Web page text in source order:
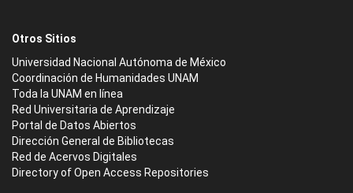
Otros Sitios
Universidad Nacional Autónoma de México
Coordinación de Humanidades UNAM
Toda la UNAM en línea
Red Universitaria de Aprendizaje
Portal de Datos Abiertos
Dirección General de Bibliotecas
Red de Acervos Digitales
Directory of Open Access Repositories